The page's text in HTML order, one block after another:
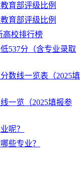
育部评级比例
育部评级比例
高校排行榜
537分（含专业录取
数线一览表（2025填
一览（2025填报参
呢？
些专业？